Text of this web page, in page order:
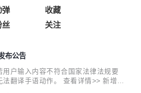
弹
收藏
丝 关注
布公告
用户输入内容不符合国家法律法规要
翻译手语动作。 查看详情>> 新增受